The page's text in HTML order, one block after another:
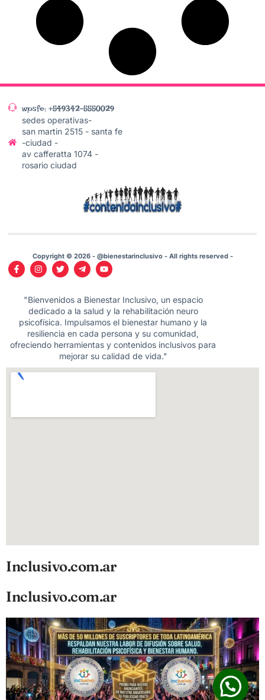
wpsfe: +549342-5550029
sedes operativas-
san martin 2515 - santa fe
-ciudad -
av cafferatta 1074 -
rosario ciudad
Copyright © 2026 - @bienestarinclusivo - All rights reserved -
"Bienvenidos a Bienestar Inclusivo, un espacio
dedicado a la salud y la rehabilitación neuro
psicofísica. Impulsamos el bienestar humano y la
resiliencia en cada persona y su comunidad,
ofreciendo herramientas y contenidos inclusivos para
mejorar su calidad de vida."
Inclusivo.com.ar
Inclusivo.com.ar